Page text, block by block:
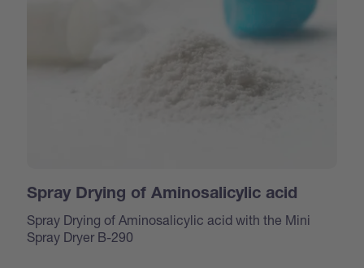
Spray Drying of Aminosalicylic acid
Spray Drying of Aminosalicylic acid with the Mini
Spray Dryer B-290